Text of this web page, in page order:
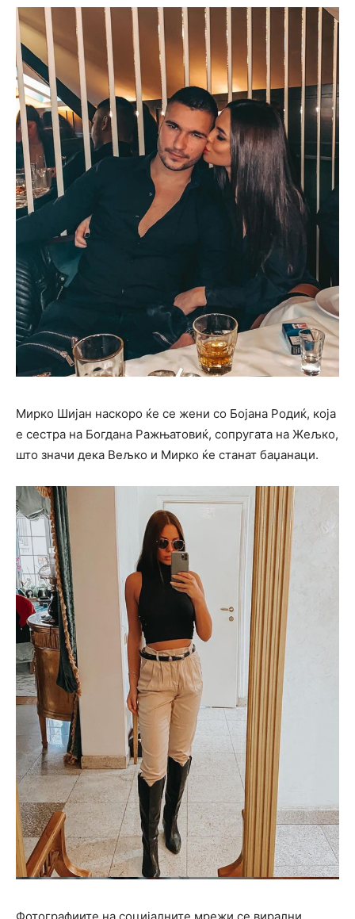
Мирко Шијан наскоро ќе се жени со Бојана Родиќ, која
е сестра на Богдана Ражњатовиќ, сопругата на Жељко,
што значи дека Вељко и Мирко ќе станат баџанаци.